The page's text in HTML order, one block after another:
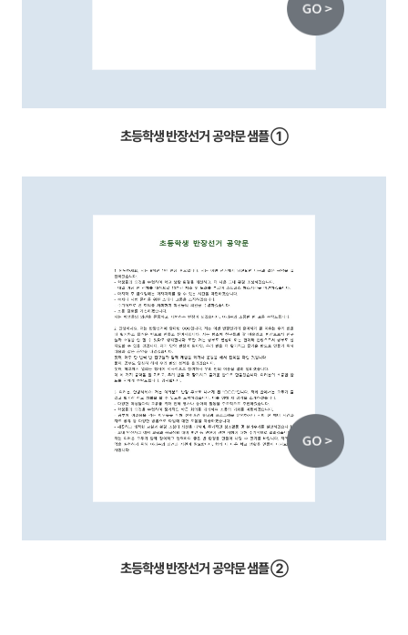
초등학생 반장선거 공약문 샘플 ①
초등학생 반장선거 공약문 샘플 ②